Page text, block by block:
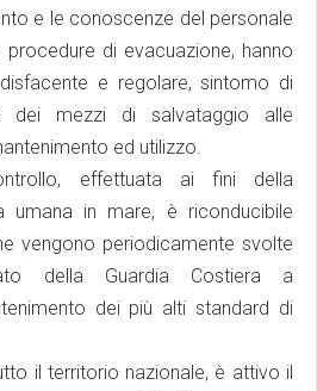
e le conoscenze del personale
di evacuazione, hanno
e regolare, sintomo di
dei mezzi di salvataggio alle
ed utilizzo.
effettuata ai fini della
umana in mare, è riconducibile
vengono periodicamente svolte
della Guardia Costiera a
dei più alti standard di
il territorio nazionale, è attivo il